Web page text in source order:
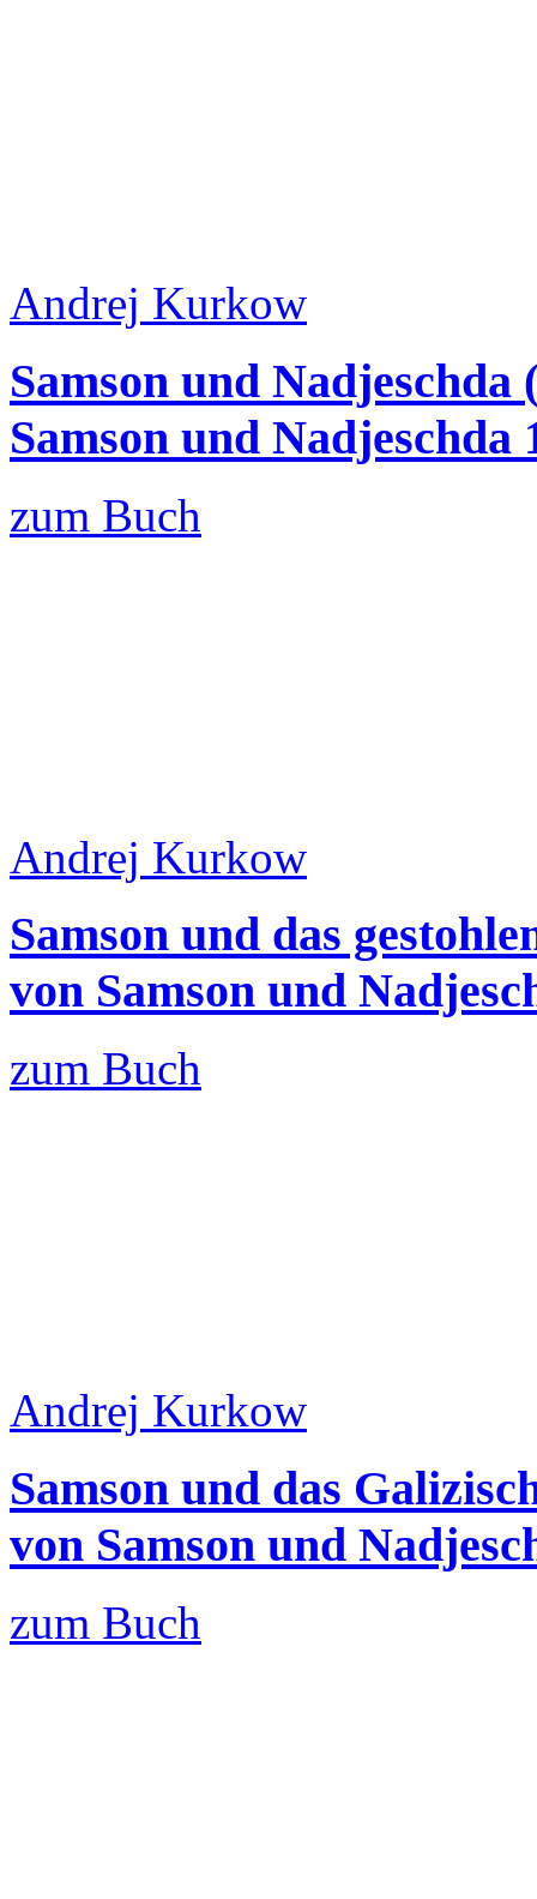
Andrej Kurkow
Samson und Nadjeschda
Samson und Nadjeschda
zum Buch
Andrej Kurkow
Samson und das
von Samson und
zum Buch
Andrej Kurkow
Samson und das
von Samson und
zum Buch